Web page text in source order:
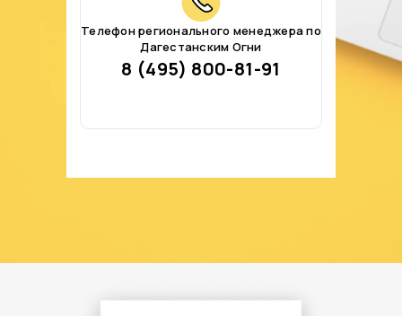
Телефон регионального менеджера по
Дагестанским Огни
8 (495) 800-81-91